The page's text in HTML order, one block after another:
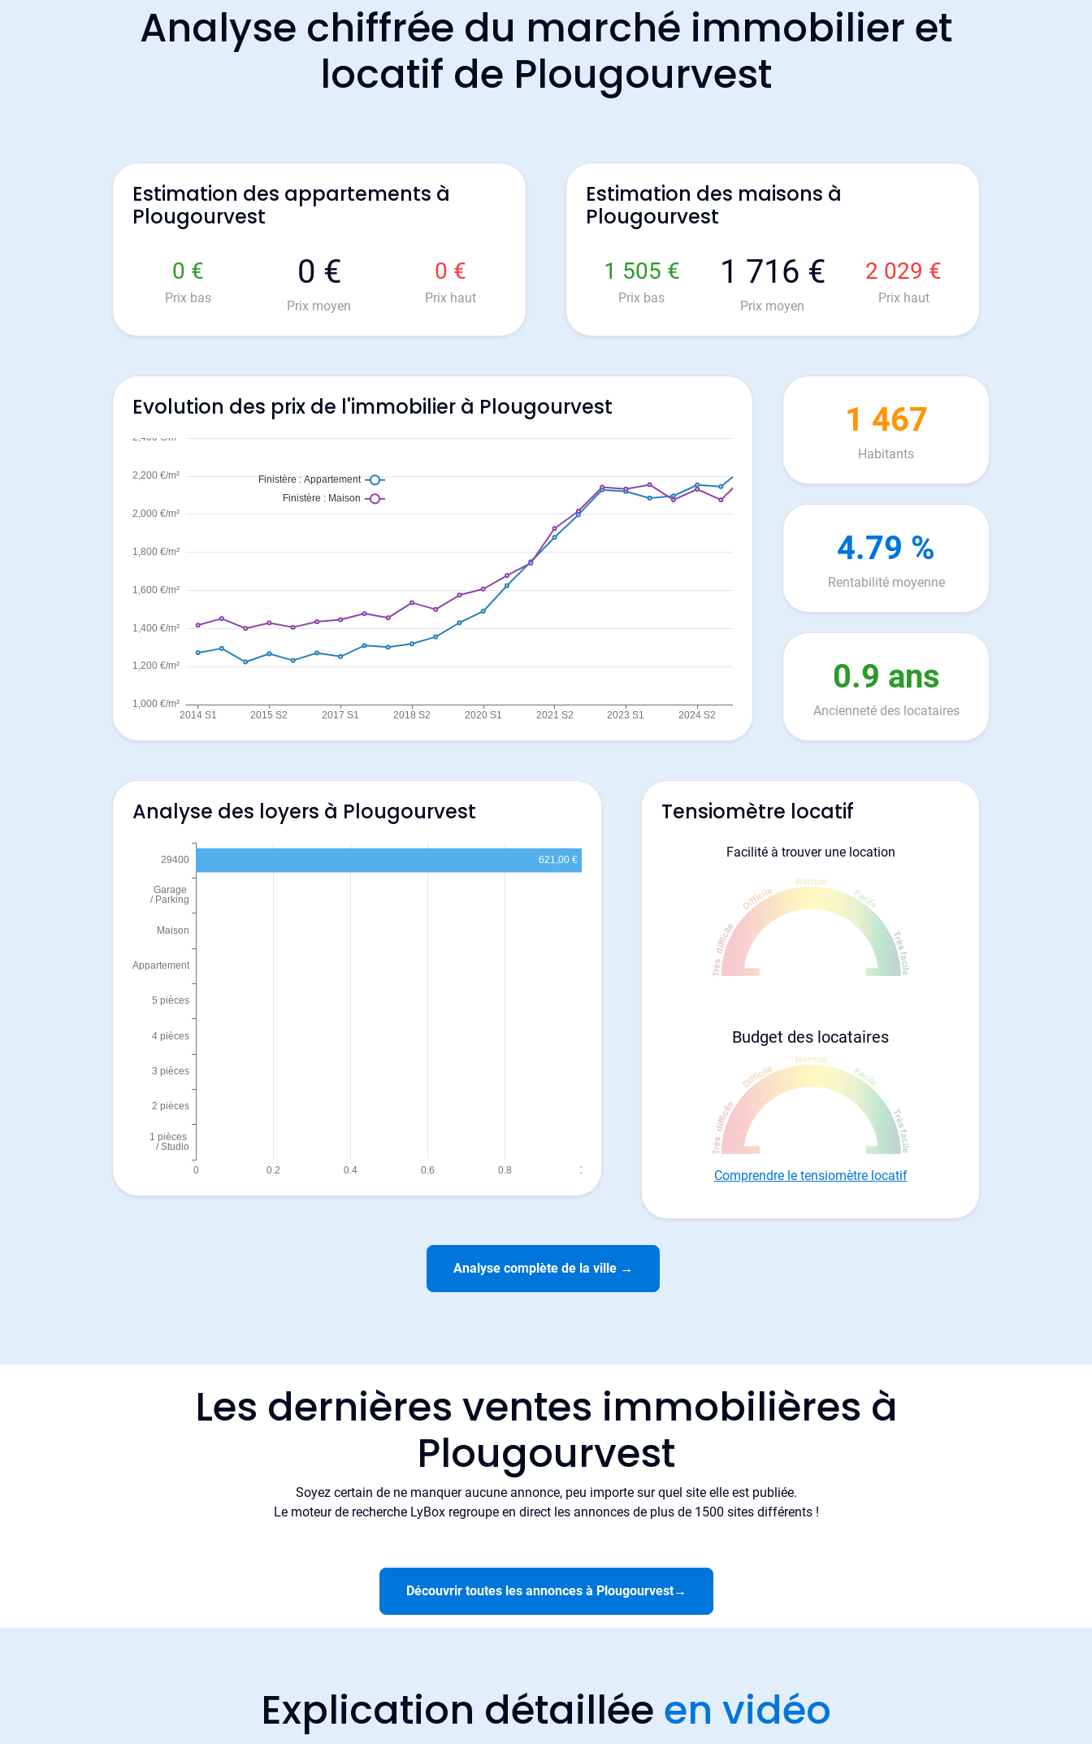
Analyse chiffrée du marché immobilier et
locatif de Plougourvest
Estimation des appartements à
Plougourvest
0 €
Prix bas
0 €
Prix moyen
0 €
Prix haut
Estimation des maisons à
Plougourvest
1 505 €
Prix bas
1 716 €
Prix moyen
2 029 €
Prix haut
Evolution des prix de l'immobilier à Plougourvest 1 467
Habitants
4.79 %
Rentabilité moyenne
0.9 ans
Ancienneté des locataires
Analyse des loyers à Plougourvest Tensiomètre locatif
Facilité à trouver une location
Budget des locataires
Comprendre le tensiomètre locatif
Analyse complète de la ville →
Les dernières ventes immobilières à
Plougourvest
Soyez certain de ne manquer aucune annonce, peu importe sur quel site elle est publiée.
Le moteur de recherche LyBox regroupe en direct les annonces de plus de 1500 sites différents !
Découvrir toutes les annonces à Plougourvest→
Explication détaillée en vidéo